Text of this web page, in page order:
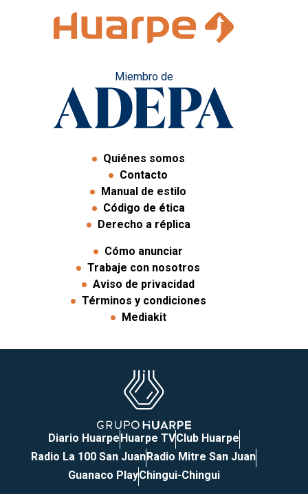
Miembro de
Quiénes somos
Contacto
Manual de estilo
Código de ética
Derecho a réplica
Cómo anunciar
Trabaje con nosotros
Aviso de privacidad
Términos y condiciones
Mediakit
Diario HuarpeHuarpe TVClub Huarpe
Radio La 100 San JuanRadio Mitre San Juan
Guanaco PlayChingui-Chingui